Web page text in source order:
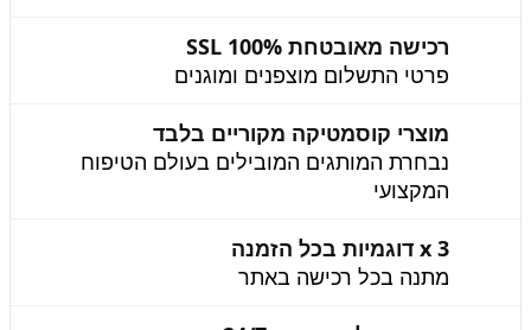
רכישה מאובטחת 100% SSL
פרטי התשלום מוצפנים ומוגנים
מוצרי קוסמטיקה מקוריים בלבד
נבחרת המותגים המובילים בעולם הטיפוח
המקצועי
3 x דוגמיות בכל הזמנה
מתנה בכל רכישה באתר